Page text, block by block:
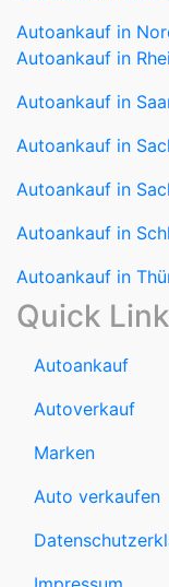
Autoankauf in
Autoankauf in
Autoankauf in
Autoankauf in
Autoankauf in
Quick
Autoankauf
Autoverkauf
Marken
Auto verkaufen
Impressum